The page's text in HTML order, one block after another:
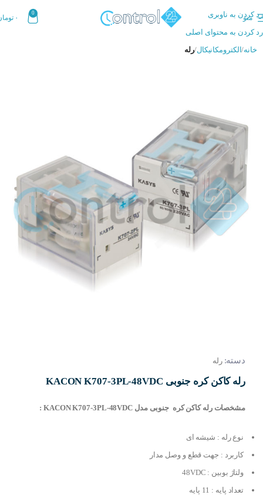
رد کردن به ناوبری
رد کردن به محتوای اصلی
منو
0
۰
خانه الکترومکانیکال رله
دسته: رله
رله کاکن کره جنوبی KACON K707-3PL-48VDC
مشخصات رله کاکن کره جنوبی مدل KACON K707-3PL-48VDC :
نوع رله : شیشه ای
کاربرد : جهت قطع و وصل مدار
ولتاژ بوبین : 48VDC
تعداد پایه : 11 پایه